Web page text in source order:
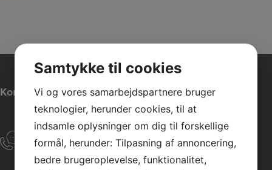
Kontaktinformation
Telefon:
91 54 95 56
CVR:
43747908
Samtykke til cookies
Vi og vores samarbejdspartnere bruger
teknologier, herunder cookies, til at
indsamle oplysninger om dig til forskellige
formål, herunder: Tilpasning af annoncering,
bedre brugeroplevelse, funktionalitet,